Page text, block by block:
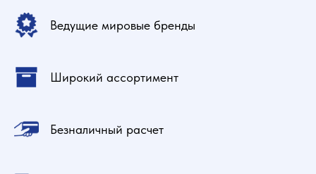
Ведущие мировые бренды
Широкий ассортимент
Безналичный расчет